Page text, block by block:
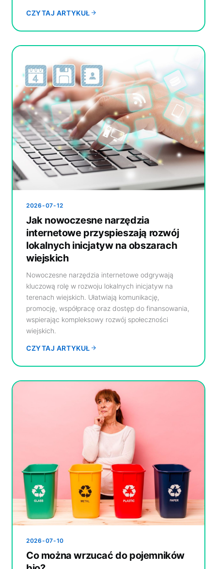
CZYTAJ ARTYKUŁ
2026-07-12
Jak nowoczesne narzędzia
internetowe przyspieszają rozwój
lokalnych inicjatyw na obszarach
wiejskich
Nowoczesne narzędzia internetowe odgrywają
kluczową rolę w rozwoju lokalnych inicjatyw na
terenach wiejskich. Ułatwiają komunikację,
promocję, współpracę oraz dostęp do finansowania,
wspierając kompleksowy rozwój społeczności
wiejskich.
CZYTAJ ARTYKUŁ
2026-07-10
Co można wrzucać do pojemników